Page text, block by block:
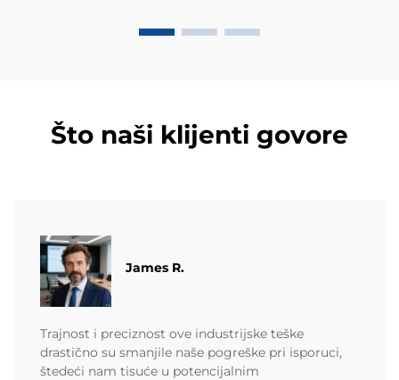
Što naši klijenti govore
James R.
Trajnost i preciznost ove industrijske teške
drastično su smanjile naše pogreške pri isporuci,
štedeći nam tisuće u potencijalnim